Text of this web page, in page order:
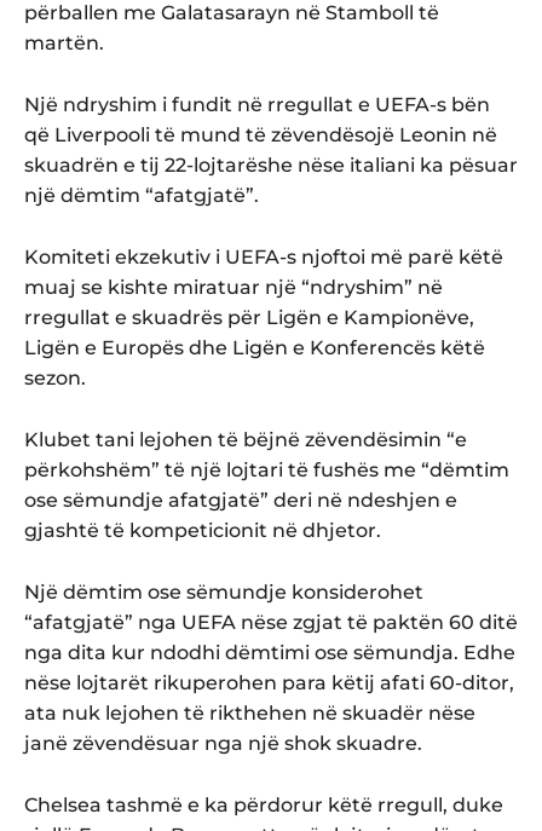
përballen me Galatasarayn në Stamboll të
martën.
Një ndryshim i fundit në rregullat e UEFA-s bën
që Liverpooli të mund të zëvendësojë Leonin në
skuadrën e tij 22-lojtarëshe nëse italiani ka pësuar
një dëmtim “afatgjatë”.
Komiteti ekzekutiv i UEFA-s njoftoi më parë këtë
muaj se kishte miratuar një “ndryshim” në
rregullat e skuadrës për Ligën e Kampionëve,
Ligën e Europës dhe Ligën e Konferencës këtë
sezon.
Klubet tani lejohen të bëjnë zëvendësimin “e
përkohshëm” të një lojtari të fushës me “dëmtim
ose sëmundje afatgjatë” deri në ndeshjen e
gjashtë të kompeticionit në dhjetor.
Një dëmtim ose sëmundje konsiderohet
“afatgjatë” nga UEFA nëse zgjat të paktën 60 ditë
nga dita kur ndodhi dëmtimi ose sëmundja. Edhe
nëse lojtarët rikuperohen para këtij afati 60-ditor,
ata nuk lejohen të rikthehen në skuadër nëse
janë zëvendësuar nga një shok skuadre.
Chelsea tashmë e ka përdorur këtë rregull, duke